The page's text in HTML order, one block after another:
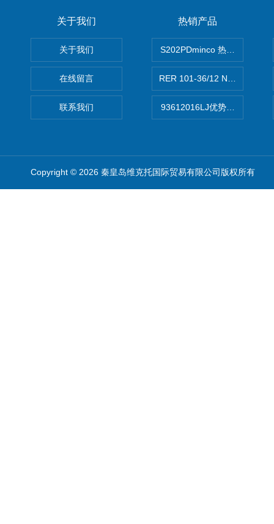
关于我们
关于我们
在线留言
联系我们
热销产品
S202PDminco 热电阻
RER 101-36/12 NHH离心
93612016LJ优势供应美国
Copyright © 2026 秦皇岛维克托国际贸易有限公司版权所有